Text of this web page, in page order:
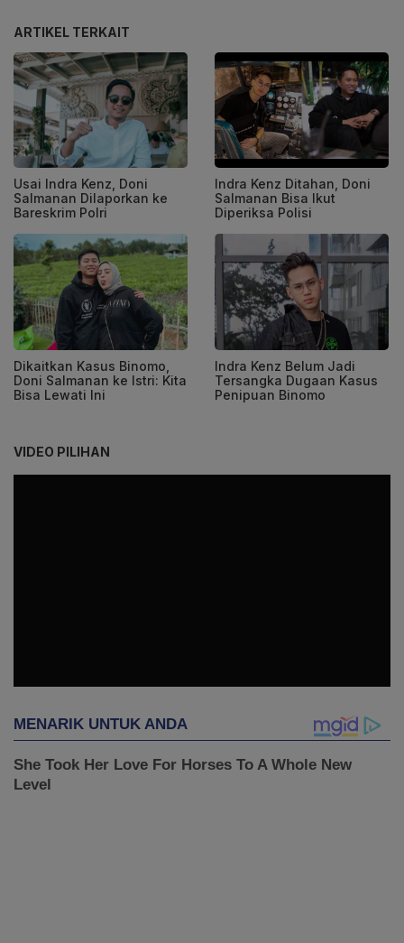
ARTIKEL TERKAIT
Usai Indra Kenz, Doni
Salmanan Dilaporkan ke
Bareskrim Polri
Indra Kenz Ditahan, Doni
Salmanan Bisa Ikut
Diperiksa Polisi
Dikaitkan Kasus Binomo,
Doni Salmanan ke Istri: Kita
Bisa Lewati Ini
Indra Kenz Belum Jadi
Tersangka Dugaan Kasus
Penipuan Binomo
VIDEO PILIHAN